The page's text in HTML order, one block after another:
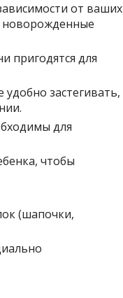
от ваших
новорожденные
пригодятся для
застегивать,
для
чтобы
(шапочки,